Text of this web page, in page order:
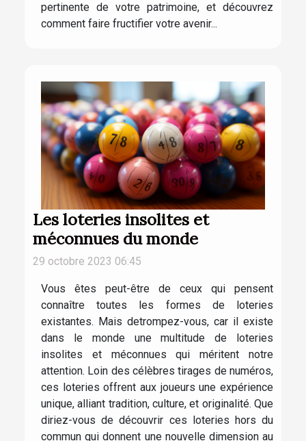
pertinente de votre patrimoine, et découvrez
comment faire fructifier votre avenir...
Les loteries insolites et
méconnues du monde
29 octobre 2023 06:45
Vous êtes peut-être de ceux qui pensent
connaître toutes les formes de loteries
existantes. Mais detrompez-vous, car il existe
dans le monde une multitude de loteries
insolites et méconnues qui méritent notre
attention. Loin des célèbres tirages de numéros,
ces loteries offrent aux joueurs une expérience
unique, alliant tradition, culture, et originalité. Que
diriez-vous de découvrir ces loteries hors du
commun qui donnent une nouvelle dimension au